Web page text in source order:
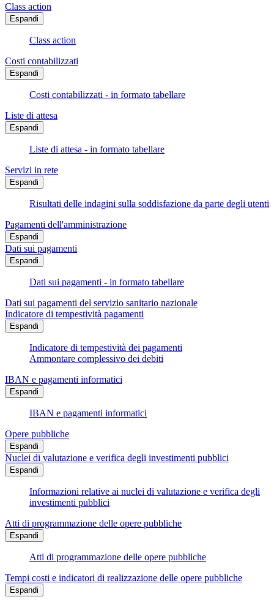
Class action
Espandi
Class action
Costi contabilizzati
Espandi
Costi contabilizzati - in formato tabellare
Liste di attesa
Espandi
Liste di attesa - in formato tabellare
Servizi in rete
Espandi
Risultati delle indagini sulla soddisfazione da parte degli utenti
Pagamenti dell'amministrazione
Espandi
Dati sui pagamenti
Espandi
Dati sui pagamenti - in formato tabellare
Dati sui pagamenti del servizio sanitario nazionale
Indicatore di tempestività pagamenti
Espandi
Indicatore di tempestività dei pagamenti
Ammontare complessivo dei debiti
IBAN e pagamenti informatici
Espandi
IBAN e pagamenti informatici
Opere pubbliche
Espandi
Nuclei di valutazione e verifica degli investimenti pubblici
Espandi
Informazioni relative ai nuclei di valutazione e verifica degli
investimenti pubblici
Atti di programmazione delle opere pubbliche
Espandi
Atti di programmazione delle opere pubbliche
Tempi costi e indicatori di realizzazione delle opere pubbliche
Espandi